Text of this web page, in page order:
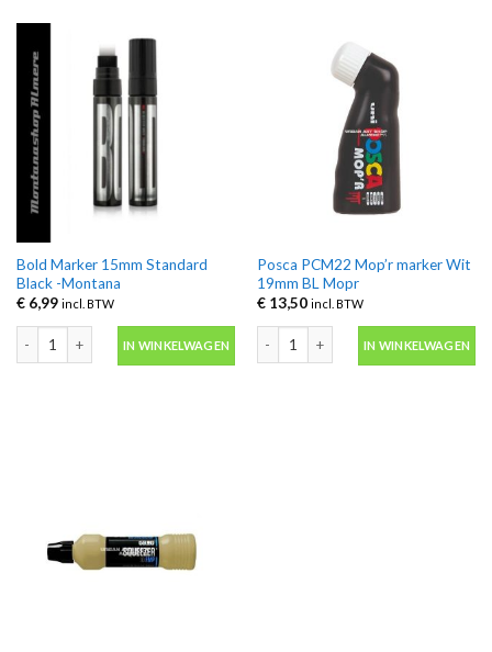
Bold Marker 15mm Standard
Black -Montana
€6,99 incl. BTW
Bold Marker 15mm Standard Black -Montana aantal
IN WINKELWAGEN
Posca PCM22 Mop’r marker Wit
19mm BL Mopr
€13,50 incl. BTW
Posca PCM22 Mop'r marker Wit
IN WINKELWAGEN